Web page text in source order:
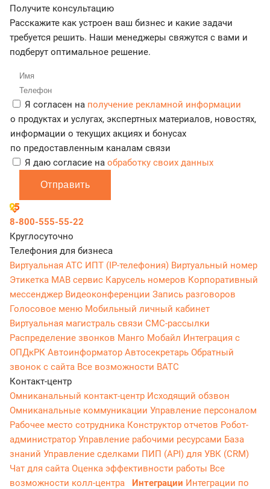
Получите консультацию
Расскажите как устроен ваш бизнес и какие задачи
требуется решить. Наши менеджеры свяжутся с вами и
подберут оптимальное решение.
Я согласен на получение рекламной информации
о продуктах и услугах, экспертных материалов, новостях,
информации о текущих акциях и бонусах
по предоставленным каналам связи
Я даю согласие на обработку своих данных
Отправить
8-800-555-55-22
Круглосуточно
Телефония для бизнеса
Виртуальная АТС ИПТ (IP-телефония) Виртуальный номер
Этикетка МАВ сервис Карусель номеров Корпоративный
мессенджер Видеоконференции Запись разговоров
Голосовое меню Мобильный личный кабинет
Виртуальная магистраль связи СМС-рассылки
Распределение звонков Манго Мобайл Интеграция с
ОПДкРК Автоинформатор Автосекретарь Обратный
звонок с сайта Все возможности ВАТС
Контакт-центр
Омниканальный контакт-центр Исходящий обзвон
Омниканальные коммуникации Управление персоналом
Рабочее место сотрудника Конструктор отчетов Робот-
администратор Управление рабочими ресурсами База
знаний Управление сделками ПИП (API) для УВК (CRM)
Чат для сайта Оценка эффективности работы Все
возможности колл-центра
Интеграции Интеграции по